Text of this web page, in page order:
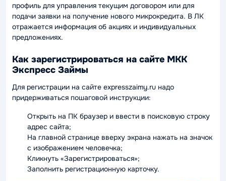
профиль для управления текущим договором или для
подачи заявки на получение нового микрокредита. В ЛК
отражается информация об акциях и индивидуальных
предложениях.
Как зарегистрироваться на сайте МКК
Экспресс Займы
Для регистрации на сайте expresszaimy.ru надо
придерживаться пошаговой инструкции:
Открыть на ПК браузер и ввести в поисковую строку
адрес сайта;
На главной странице вверху экрана нажать на значок
с изображением человечка;
Кликнуть «Зарегистрироваться»;
Заполнить регистрационную карточку.